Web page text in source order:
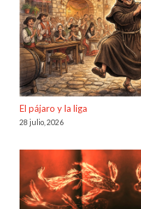
El pájaro y la liga
28 julio, 2026